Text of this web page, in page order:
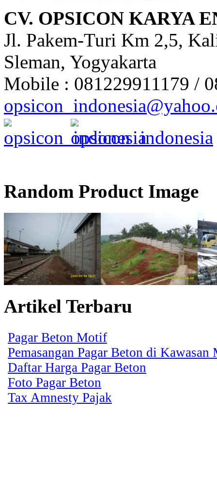
CV. OPSICON KARYA
Jl. Pakem-Turi Km 2,5,
Sleman, Yogyakarta
Mobile : 081229911179 /
Random Product Image
Artikel Terbaru
Pagar Beton Motif
Pemasangan Pagar Beton di
Daftar Harga Pagar Beton
Foto Pagar Beton
Tax Amnesty Pajak